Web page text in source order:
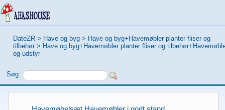
DateZR > Have og byg > Have og byg+Havemøbler planter fliser og
tilbehør > Have og byg+Havemøbler planter fliser og
og udstyr
Søg: